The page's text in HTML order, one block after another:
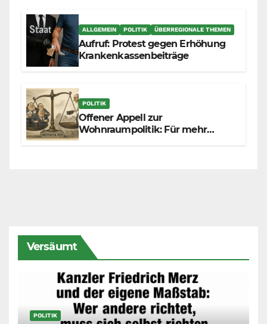
ALLGEMEIN POLITIK ÜBERREGIONALE THEMEN
Aufruf: Protest gegen Erhöhung
Krankenkassenbeiträge
POLITIK
Offener Appell zur
Wohnraumpolitik: Für mehr
Versäumt
POLITIK